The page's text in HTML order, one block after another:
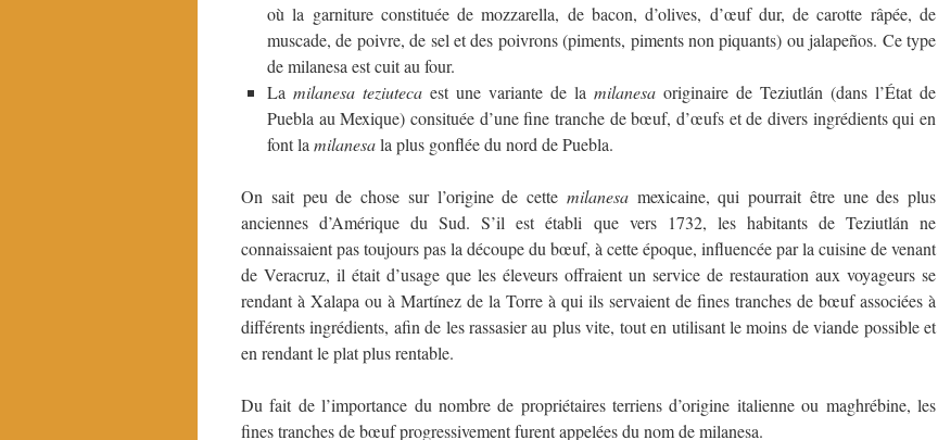
où la garniture constituée de mozzarella, de bacon, d’olives, d’œuf dur, de carotte râpée, de
muscade, de poivre, de sel et des poivrons (piments, piments non piquants) ou jalapeños. Ce type
de milanesa est cuit au four.
La milanesa teziuteca est une variante de la milanesa originaire de Teziutlán (dans l’État de
Puebla au Mexique) consituée d’une fine tranche de bœuf, d’œufs et de divers ingrédients qui en
font la milanesala plus gonflée du nord de Puebla.
On sait peu de chose sur l’origine de cette milanesamexicaine, qui pourrait être une des plus
anciennes d’Amérique du Sud. S’il est établi que vers 1732, les habitants de Teziutlán ne
connaissaient pas toujours pas la découpe du bœuf, à cette époque, influencée par la cuisine de venant
de Veracruz, il était d’usage que les éleveurs offraient un service de restauration aux voyageurs se
rendant à Xalapa ou à Martínez de la Torre à qui ils servaient de fines tranches de bœuf associées à
différents ingrédients, afin de les rassasier au plus vite, tout en utilisant le moins de viande possible et
en rendant le plat plus rentable.
Du fait de l’importance du nombre de propriétaires terriens d’origine italienne ou maghrébine, les
fines tranches de bœuf progressivement furent appelées du nom de milanesa.